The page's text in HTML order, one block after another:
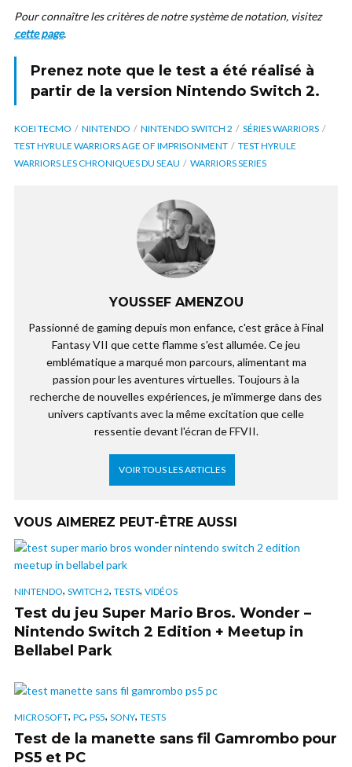
Pour connaître les critères de notre système de notation, visitez
cette page.
Prenez note que le test a été réalisé à
partir de la version Nintendo Switch 2.
KOEI TECMO NINTENDO NINTENDO SWITCH 2
SÉRIES WARRIORS
TEST HYRULE WARRIORS AGE OF IMPRISONMENT
TEST HYRULE
WARRIORS LES CHRONIQUES DU SEAU
WARRIORS SERIES
YOUSSEF AMENZOU
Passionné de gaming depuis mon enfance, c'est grâce à Final
Fantasy VII que cette flamme s'est allumée. Ce jeu
emblématique a marqué mon parcours, alimentant ma
passion pour les aventures virtuelles. Toujours à la
recherche de nouvelles expériences, je m'immerge dans des
univers captivants avec la même excitation que celle
ressentie devant l'écran de FFVII.
VOIR TOUS LES ARTICLES
VOUS AIMEREZ PEUT-ÊTRE AUSSI
NINTENDO, SWITCH 2, TESTS, VIDÉOS
Test du jeu Super Mario Bros. Wonder –
Nintendo Switch 2 Edition + Meetup in
Bellabel Park
MICROSOFT, PC, PS5, SONY, TESTS
Test de la manette sans fil Gamrombo pour
PS5 et PC